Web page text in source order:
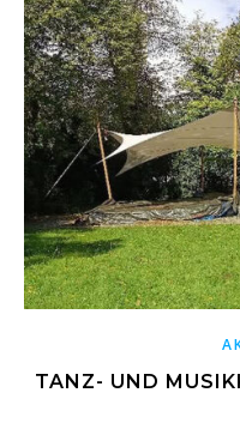
TANZ- UND